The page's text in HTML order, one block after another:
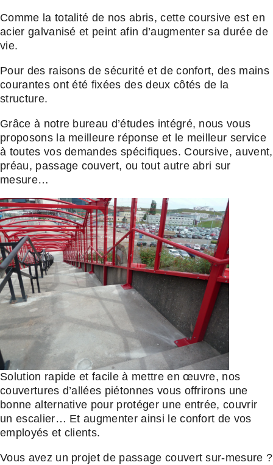
Comme la totalité de nos abris, cette coursive est en
acier galvanisé et peint afin d’augmenter sa durée de
vie.
Pour des raisons de sécurité et de confort, des mains
courantes ont été fixées des deux côtés de la
structure.
Grâce à notre bureau d’études intégré, nous vous
proposons la meilleure réponse et le meilleur service
à toutes vos demandes spécifiques. Coursive, auvent,
préau, passage couvert, ou tout autre abri sur
mesure…
Solution rapide et facile à mettre en œuvre, nos
couvertures d’allées piétonnes vous offrirons une
bonne alternative pour protéger une entrée, couvrir
un escalier… Et augmenter ainsi le confort de vos
employés et clients.
Vous avez un projet de passage couvert sur-mesure ?